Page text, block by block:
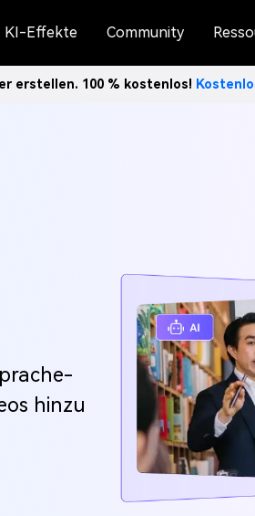
KI-Effekte Community
erstellen. 100 % kostenlos!
hinzu